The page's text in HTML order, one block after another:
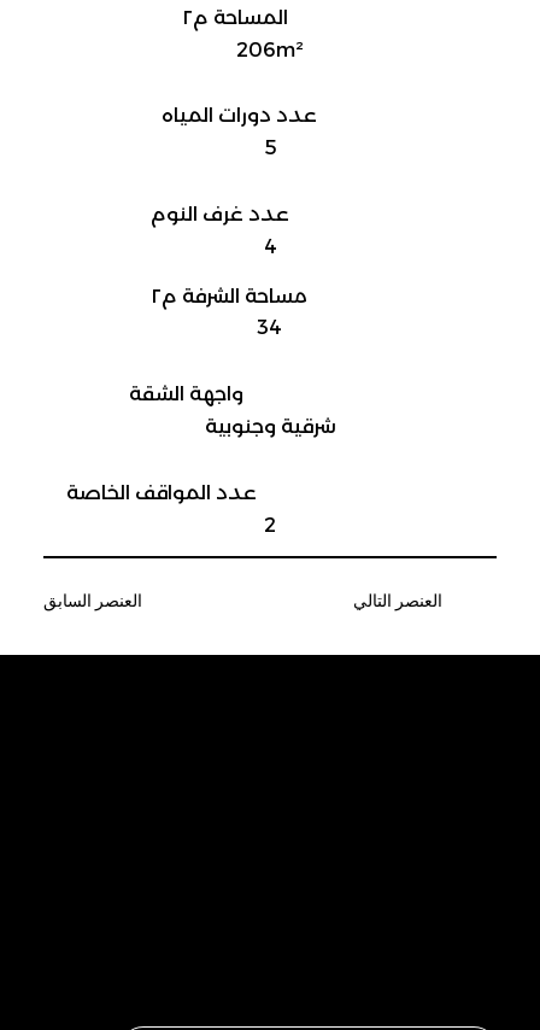
المساحة م٢
206m²
عدد دورات المياه
5
عدد غرف النوم
4
مساحة الشرفة م٢
34
واجهة الشقة
شرقية وجنوبية
عدد المواقف الخاصة
2
العنصر السابق العنصر التالي